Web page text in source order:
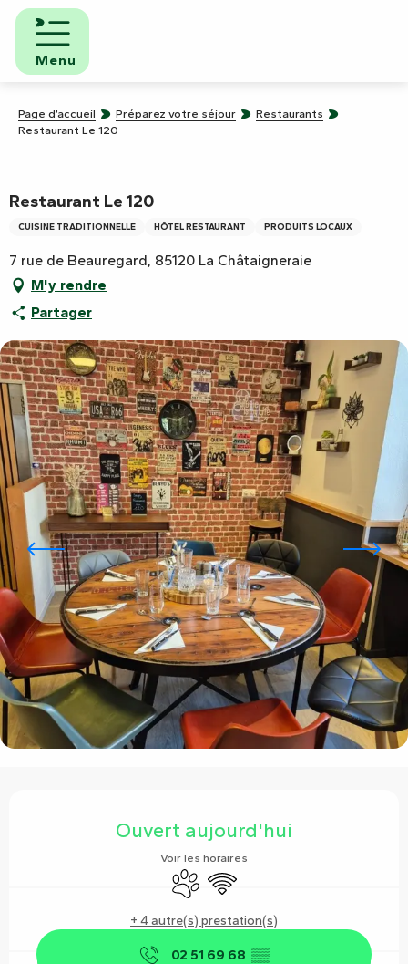
Aller
contenu
principal
Menu
Page d’accueil Préparez votre séjour
Restaurants
Restaurant Le 120
Restaurant Le 120
CUISINE TRADITIONNELLE HÔTEL RESTAURANT PRODUITS LOCAUX
7 rue de Beauregard, 85120 La Châtaigneraie
M'y rendre
Partager
Ouvert aujourd'hui
Voir les horaires
Animaux acceptés
WiFi
+ 4 autre(s) prestation(s)
02 51 69 68 ▒▒